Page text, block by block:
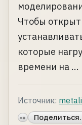
Чтобы
которые
времени на ...
Источник:
«»